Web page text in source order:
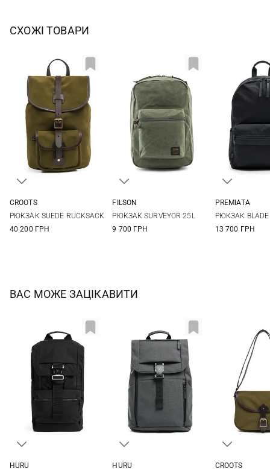
СХОЖІ ТОВАРИ
CROOTS
РЮКЗАК SUEDE RUCKSACK
40 200 ГРН
FILSON
РЮКЗАК SURVEYOR 25L
9 700 ГРН
PREMIATA
РЮКЗАК BLADE
13 700 ГРН
ВАС МОЖЕ ЗАЦІКАВИТИ
HURU
HURU
CROOTS